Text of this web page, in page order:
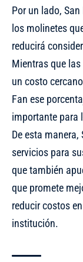
Por un lado,
los molinetes
reducirá
Mientras que
un costo cercano
Fan ese
importante para
De esta
servicios para
que también
que promete
reducir costos
institución.